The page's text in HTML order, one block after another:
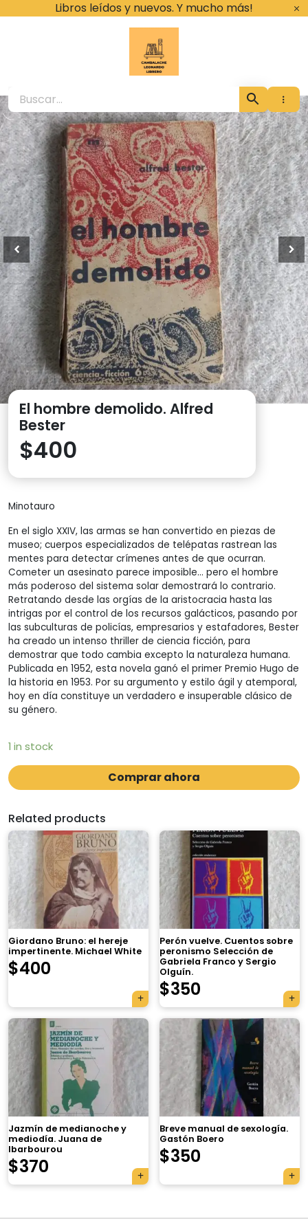
Libros leídos y nuevos. Y mucho más!
Cambalache
El hombre demolido. Alfred
Bester
$400
Minotauro
En el siglo XXIV, las armas se han convertido en piezas de
museo; cuerpos especializados de telépatas rastrean las
mentes para detectar crímenes antes de que ocurran.
Cometer un asesinato parece imposible… pero el hombre
más poderoso del sistema solar demostrará lo contrario.
Retratando desde las orgías de la aristocracia hasta las
intrigas por el control de los recursos galácticos, pasando por
las subculturas de policías, empresarios y estafadores, Bester
ha creado un intenso thriller de ciencia ficción, para
demostrar que todo cambia excepto la naturaleza humana.
Publicada en 1952, esta novela ganó el primer Premio Hugo de
la historia en 1953. Por su argumento y estilo ágil y atemporal,
hoy en día constituye un verdadero e insuperable clásico de
su género.
1 in stock
Comprar ahora
Related products
Giordano Bruno: el hereje
impertinente. Michael White
$400
Perón vuelve. Cuentos sobre
peronismo Selección de
Gabriela Franco y Sergio
Olguín.
$350
Jazmín de medianoche y
mediodía. Juana de
Ibarbourou
$370
Breve manual de sexología.
Gastón Boero
$350
Navegación
×
Tu carrito está vacío.
Agregá un producto y aparecerá acá
automáticamente.